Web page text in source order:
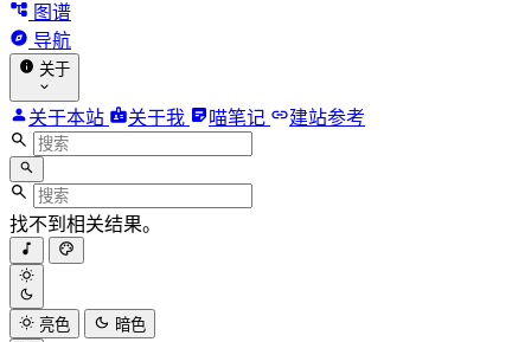
图谱
导航
关于
关于本站 关于我 喵笔记 建站参考
找不到相关结果。
亮色 暗色